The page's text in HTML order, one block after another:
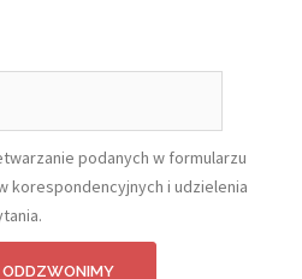
podanych w formularzu
korespondencyjnych i udzielenia